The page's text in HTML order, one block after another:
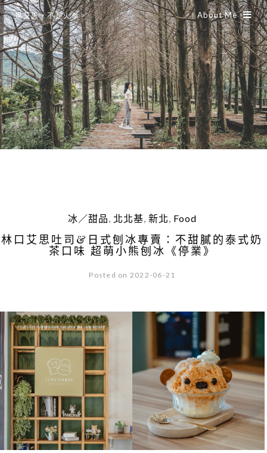
是艾思，不是火拳。 About Me
冰／甜品, 北北基, 新北, Food
林口艾思吐司&日式刨冰專賣：不甜膩的泰式奶
茶口味 超萌小熊刨冰《停業》
Posted on 2022-06-21